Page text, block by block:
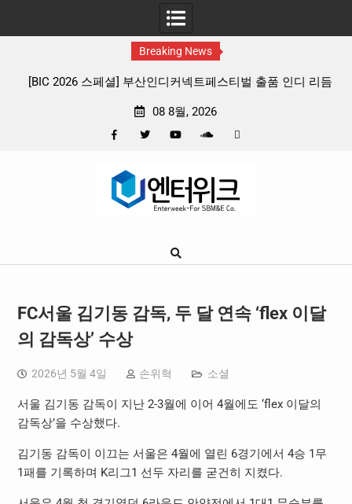
Breaking News
스티벌 출품 인디 리듬
판타지 케이팝 애니메이션 ‘고스트밴드’
08 8월, 2026
Google
FC서울 김기동 감독, 두 달 연속 ‘flex 이달
의 감독상’ 수상
2026년 5월 4일 손위혁 소셜
서울 김기동 감독이 지난 2-3월에 이어 4월에도 ‘flex 이달의
감독상’을 수상했다.
김기동 감독이 이끄는 서울은 4월에 열린 6경기에서 4승 1무
1패를 기록하며 K리그1 선두 자리를 굳건히 지켰다.